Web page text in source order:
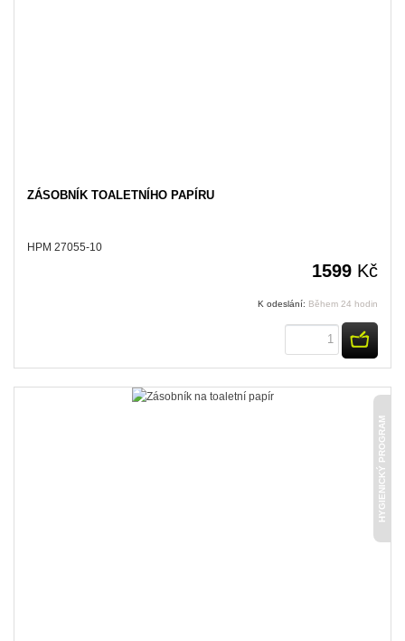
ZÁSOBNÍK TOALETNÍHO PAPÍRU
HPM 27055-10
1599 Kč
K odeslání: Během 24 hodin
HYGIENICKÝ PROGRAM